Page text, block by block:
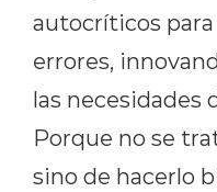
autocríticos
errores,
las necesidades
Porque no se
sino de hacerlo